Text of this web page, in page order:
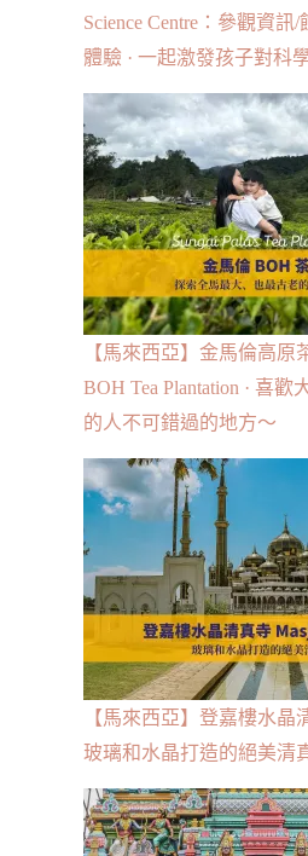
Science Centre：參觀資
體驗 · 一起激發孩子對科
【馬來西亞】金馬倫高原
BOH Tea Plantation · 喜
的人不可錯過的地方～
【馬來西亞】登嘉樓水晶
玻璃和水晶打造的絕美清